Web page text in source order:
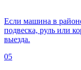
Если машина в
подвеска, руль или
выезда.
05